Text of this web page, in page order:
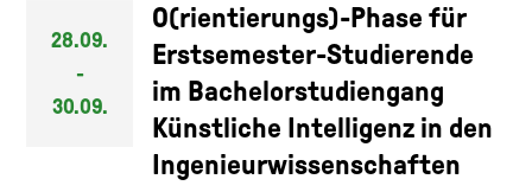
28.09.
-
30.09.
O(rientierungs)-Phase für
Erstsemester-Studierende
im Bachelorstudiengang
Künstliche Intelligenz in den
Ingenieurwissenschaften